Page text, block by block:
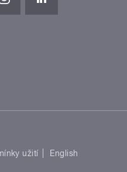
užití
English